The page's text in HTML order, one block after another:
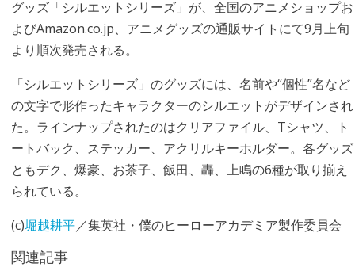
グッズ「シルエットシリーズ」が、全国のアニメショップお
よびAmazon.co.jp、アニメグッズの通販サイトにて9月上旬
より順次発売される。
「シルエットシリーズ」のグッズには、名前や“個性”名など
の文字で形作ったキャラクターのシルエットがデザインされ
た。ラインナップされたのはクリアファイル、Tシャツ、ト
ートバック、ステッカー、アクリルキーホルダー。各グッズ
ともデク、爆豪、お茶子、飯田、轟、上鳴の6種が取り揃え
られている。
(c)堀越耕平／集英社・僕のヒーローアカデミア製作委員会
関連記事